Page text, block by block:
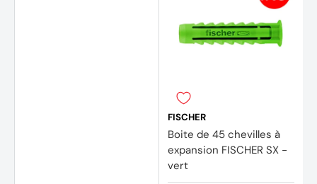
FISCHER
Boite de 45 chevilles à
expansion FISCHER SX -
vert